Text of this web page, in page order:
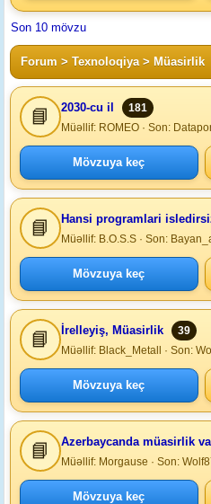
Son 10 mövzu
Forum > Texnoloqiya> Müasirlik
📘 2030-cu il
181
Müəllif: ROMEO · Son:
Mövzuya keç
📘 Hansi programlari
Müəllif: B.O.S.S · Son:
Mövzuya keç
📘 İrelleyiş, Müasirlik
39
Müəllif: Black_Metall · Son:
Mövzuya keç
📘 Azerbaycanda müasirlik
Müəllif: Morgause · Son:
Mövzuya keç